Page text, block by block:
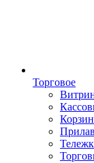
Торговое